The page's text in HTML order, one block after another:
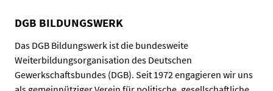
DGB BILDUNGSWERK
Das DGB Bildungswerk ist die bundesweite
Weiterbildungsorganisation des Deutschen
Gewerkschaftsbundes (DGB). Seit 1972 engagieren wir uns